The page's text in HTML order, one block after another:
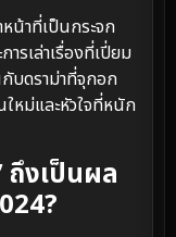
น้าที่เป็นกระจก
รเล่าเรื่องที่เปี่ยม
บดราม่าที่จุกอก
ใหม่และหัวใจที่หนัก
ถึงเป็นผล